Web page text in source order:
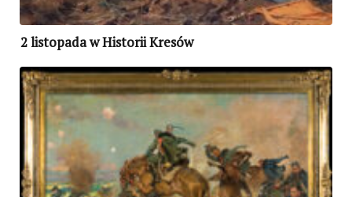
2 listopada w Historii Kresów